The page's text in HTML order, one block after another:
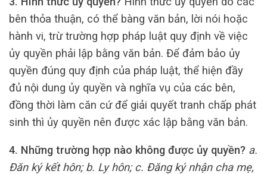
bên thỏa thuận, có thể bàng văn bản, lời nói hoặc
hành vi, trừ trường hợp pháp luật quy định về việc
ủy quyền phải lập bằng văn bản. Để đảm bảo ủy
quyền đúng quy định của pháp luật, thể hiện đầy
đủ nội dung ủy quyền và nghĩa vụ của các bên,
đồng thời làm căn cứ để giải quyết tranh chấp phát
sinh thì ủy quyền nên được xác lập bằng văn bản.
4. Những trường hợp nào không được ủy quyền? a.
Đăn ký kết hôn; b. Ly hôn; c. Đăng ký nhận cha mẹ,